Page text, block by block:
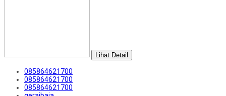
Lihat Detail
085864621700
085864621700
085864621700